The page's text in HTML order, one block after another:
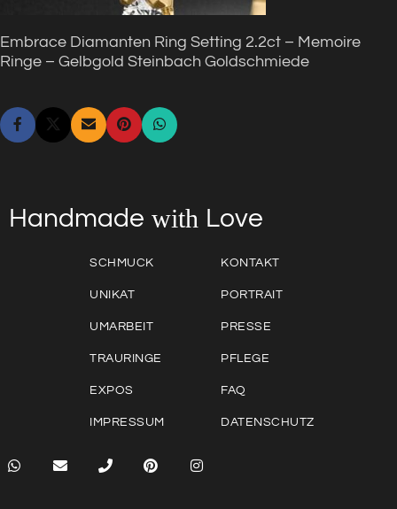
Embrace Diamanten Ring Setting 2.2ct – Memoire
Ringe – Gelbgold Steinbach Goldschmiede
Handmade with Love
SCHMUCK
UNIKAT
UMARBEIT
TRAURINGE
EXPOS
IMPRESSUM
KONTAKT
PORTRAIT
PRESSE
PFLEGE
FAQ
DATENSCHUTZ